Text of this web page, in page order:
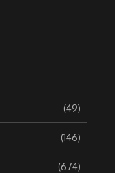
(49)
(146)
(674)